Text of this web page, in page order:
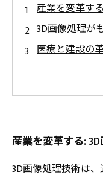
産業を変革す
3D画像処理が
医療と建設の
効率向上の鍵
産業の効果的
スチャンス
産業を変革する:
3D画像処理技術は